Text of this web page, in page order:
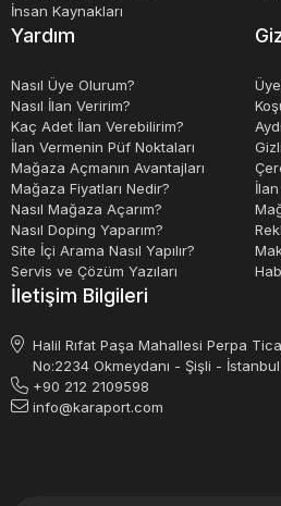
dönüştürülmesinde önemli bir role
hatlarına enerji sağlamak için
trafoları evler ve işletmeler gibi
yönelik ağlarda kullanılır. Trafo
bağlıdır ve doğru seçim, enerji
sağlar.
İnsan Kaynakları
Yardım
Nasıl Üye Olurum?
Nasıl İlan Veririm?
Kaç Adet İlan Verebilirim?
İlan Vermenin Püf Noktaları
Mağaza Açmanın Avantajları
Mağaza Fiyatları Nedir?
Nasıl Mağaza Açarım?
Nasıl Doping Yaparım?
Site İçi Arama Nasıl Yapılır?
Servis ve Çözüm Yazıları
İletişim Bilgileri
Halil Rıfat Paşa Mahallesi Perpa
No:2234 Okmeydanı - Şişli -
+90 212 2109598
info@karaport.com